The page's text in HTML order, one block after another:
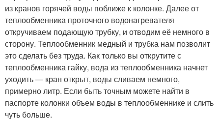
из кранов горячей воды поближе к колонке. Далее от
теплообменника проточного водонагревателя
откручиваем подающую трубку, и отводим её немного в
сторону. Теплообменник медный и трубка нам позволит
это сделать без труда. Как только вы открутите с
теплообменника гайку, вода из теплообменника начнет
уходить — кран открыт, воды сливаем немного,
примерно литр. Если быть точным можете найти в
паспорте колонки объем воды в теплообменнике и слить
чуть больше.